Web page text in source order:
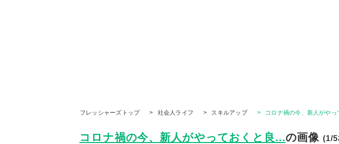
フレッシャーズトップ > 社会人ライフ > スキルアップ > コロナ禍の今、新人がや
コロナ禍の今、新人がやっておくと良...の画像(1/5